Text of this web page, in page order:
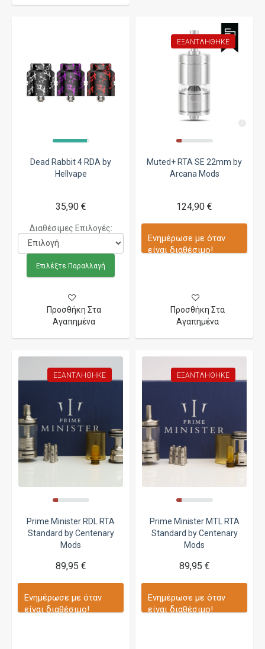
Dead Rabbit 4 RDA by
Hellvape
35,90 €
Διαθέσιμες Επιλογές:
Επιλέξτε Παραλλαγή
Προσθήκη Στα
Αγαπημένα
ΕΞΑΝΤΛΉΘΗΚΕ
Muted+ RTA SE 22mm by
Arcana Mods
124,90 €
Ενημέρωσε με όταν
είναι διαθέσιμο!
Προσθήκη Στα
Αγαπημένα
ΕΞΑΝΤΛΉΘΗΚΕ
Prime Minister RDL RTA
Standard by Centenary
Mods
89,95 €
Ενημέρωσε με όταν
είναι διαθέσιμο!
ΕΞΑΝΤΛΉΘΗΚΕ
Prime Minister MTL RTA
Standard by Centenary
Mods
89,95 €
Ενημέρωσε με όταν
είναι διαθέσιμο!